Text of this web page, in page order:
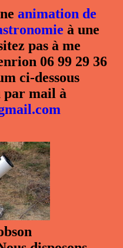
animation de
à une
pas à me
06 99 29 36
ci-dessous
par mail à